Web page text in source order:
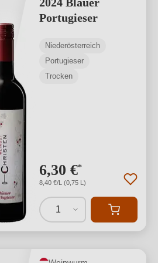
Portugieser
Niederösterreich
Portugieser
Trocken
6,30 €*
8,40 €/L (0,75 L)
1